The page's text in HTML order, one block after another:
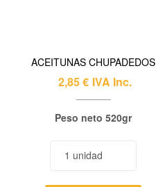
ACEITUNAS CHUPADEDOS
2,85€ IVA Inc.
Peso neto 520gr